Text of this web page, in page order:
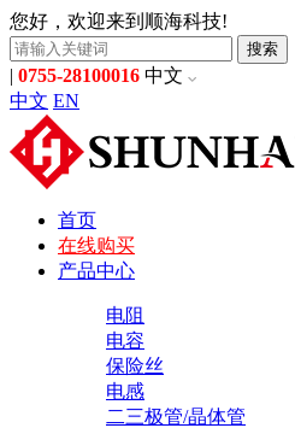
您好，欢迎来到顺海科技!
搜索
| 0755-28100016 中文
中文 EN
首页
在线购买
产品中心
电阻
电容
保险丝
电感
二三极管/晶体管